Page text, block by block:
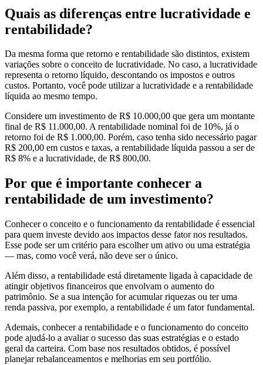
Quais as diferenças entre lucratividade e
rentabilidade?
Da mesma forma que retorno e rentabilidade são distintos, existem
variações sobre o conceito de lucratividade. No caso, a lucratividade
representa o retorno líquido, descontando os impostos e outros
custos. Portanto, você pode utilizar a lucratividade e a rentabilidade
líquida ao mesmo tempo.
Considere um investimento de R$ 10.000,00 que gera um montante
final de R$ 11.000,00. A rentabilidade nominal foi de 10%, já o
retorno foi de R$ 1.000,00. Porém, caso tenha sido necessário pagar
R$ 200,00 em custos e taxas, a rentabilidade líquida passou a ser de
R$ 8% e a lucratividade, de R$ 800,00.
Por que é importante conhecer a
rentabilidade de um investimento?
Conhecer o conceito e o funcionamento da rentabilidade é essencial
para quem investe devido aos impactos desse fator nos resultados.
Esse pode ser um critério para escolher um ativo ou uma estratégia
— mas, como você verá, não deve ser o único.
Além disso, a rentabilidade está diretamente ligada à capacidade de
atingir objetivos financeiros que envolvam o aumento do
patrimônio. Se a sua intenção for acumular riquezas ou ter uma
renda passiva, por exemplo, a rentabilidade é um fator fundamental.
Ademais, conhecer a rentabilidade e o funcionamento do conceito
pode ajudá-lo a avaliar o sucesso das suas estratégias e o estado
geral da carteira. Com base nos resultados obtidos, é possível
planejar rebalanceamentos e melhorias em seu portfólio.